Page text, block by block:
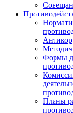
Формы
Планы